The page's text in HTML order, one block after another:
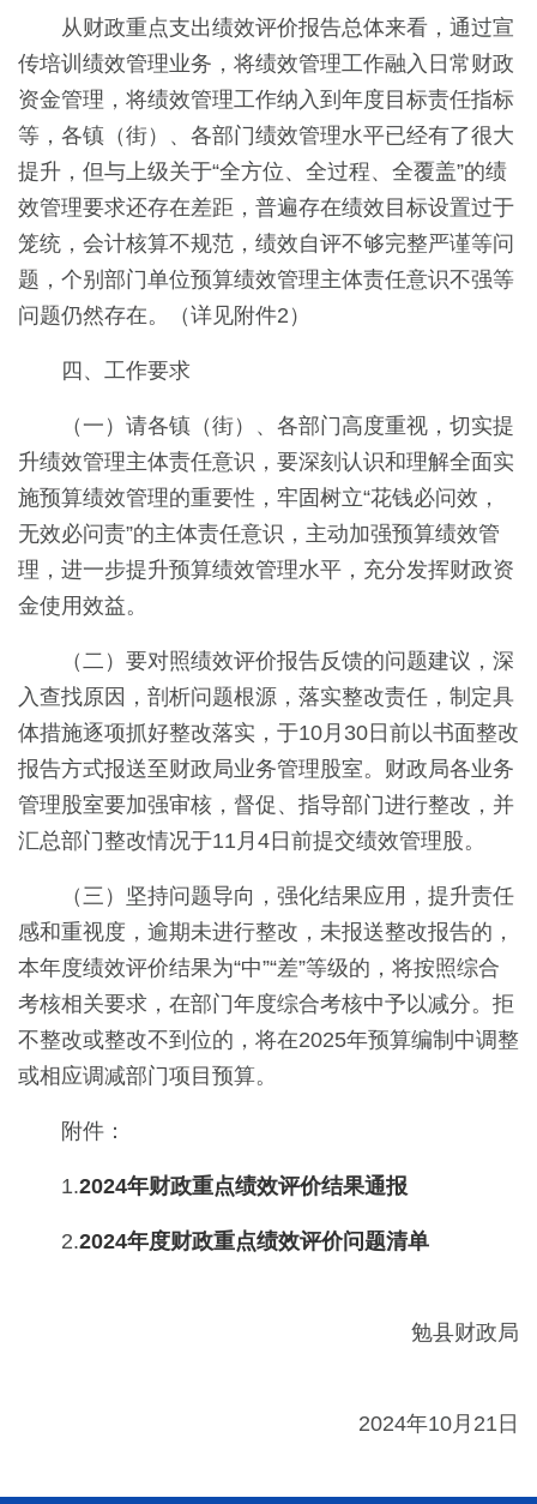
从财政重点支出绩效评价报告总体来看，通过宣
传培训绩效管理业务，将绩效管理工作融入日常财政
资金管理，将绩效管理工作纳入到年度目标责任指标
等，各镇（街）、各部门绩效管理水平已经有了很大
提升，但与上级关于“全方位、全过程、全覆盖”的绩
效管理要求还存在差距，普遍存在绩效目标设置过于
笼统，会计核算不规范，绩效自评不够完整严谨等问
题，个别部门单位预算绩效管理主体责任意识不强等
问题仍然存在。（详见附件2）
四、工作要求
（一）请各镇（街）、各部门高度重视，切实提
升绩效管理主体责任意识，要深刻认识和理解全面实
施预算绩效管理的重要性，牢固树立“花钱必问效，
无效必问责”的主体责任意识，主动加强预算绩效管
理，进一步提升预算绩效管理水平，充分发挥财政资
金使用效益。
（二）要对照绩效评价报告反馈的问题建议，深
入查找原因，剖析问题根源，落实整改责任，制定具
体措施逐项抓好整改落实，于10月30日前以书面整改
报告方式报送至财政局业务管理股室。财政局各业务
管理股室要加强审核，督促、指导部门进行整改，并
汇总部门整改情况于11月4日前提交绩效管理股。
（三）坚持问题导向，强化结果应用，提升责任
感和重视度，逾期未进行整改，未报送整改报告的，
本年度绩效评价结果为“中”“差”等级的，将按照综合
考核相关要求，在部门年度综合考核中予以减分。拒
不整改或整改不到位的，将在2025年预算编制中调整
或相应调减部门项目预算。
附件：
1.2024年财政重点绩效评价结果通报
2.2024年度财政重点绩效评价问题清单
勉县财政局
2024年10月21日